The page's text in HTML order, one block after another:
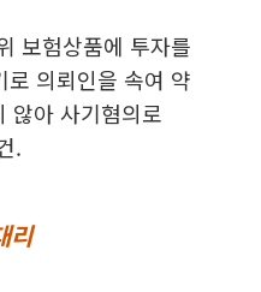
보험상품에 투자를
의뢰인을 속여 약
않아 사기혐의로
.
리